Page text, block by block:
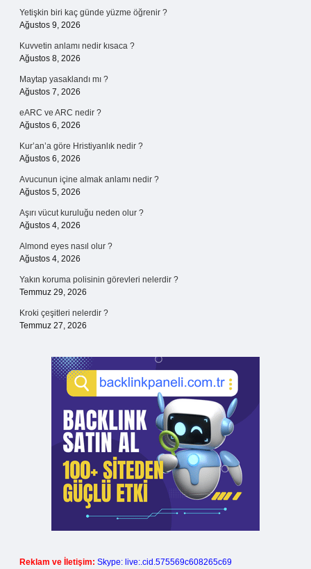
Yetişkin biri kaç günde yüzme öğrenir ?
Ağustos 9, 2026
Kuvvetin anlamı nedir kısaca ?
Ağustos 8, 2026
Maytap yasaklandı mı ?
Ağustos 7, 2026
eARC ve ARC nedir ?
Ağustos 6, 2026
Kur’an’a göre Hristiyanlık nedir ?
Ağustos 6, 2026
Avucunun içine almak anlamı nedir ?
Ağustos 5, 2026
Aşırı vücut kuruluğu neden olur ?
Ağustos 4, 2026
Almond eyes nasıl olur ?
Ağustos 4, 2026
Yakın koruma polisinin görevleri nelerdir ?
Temmuz 29, 2026
Kroki çeşitleri nelerdir ?
Temmuz 27, 2026
Reklam ve İletişim: Skype: live:.cid.575569c608265c69